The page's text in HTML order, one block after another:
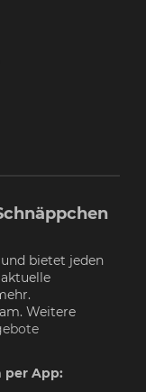
bietet jeden
Weitere
per App: